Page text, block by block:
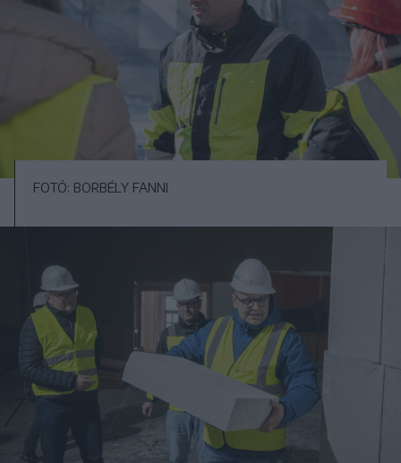
FOTÓ: BORBÉLY FANNI